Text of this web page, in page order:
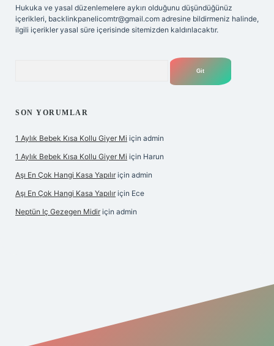
Hukuka ve yasal düzenlemelere aykırı olduğunu düşündüğünüz
içerikleri, backlinkpanelicomtr@gmail.com adresine bildirmeniz halinde,
ilgili içerikler yasal süre içerisinde sitemizden kaldırılacaktır.
SON YORUMLAR
1 Aylık Bebek Kısa Kollu Giyer Mi için admin
1 Aylık Bebek Kısa Kollu Giyer Mi için Harun
Aşı En Çok Hangi Kasa Yapılır için admin
Aşı En Çok Hangi Kasa Yapılır için Ece
Neptün Iç Gezegen Midir için admin
elexbet en iyi bahis sitesi